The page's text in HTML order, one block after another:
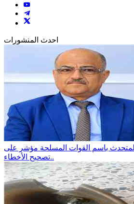
احدث المنشورات
باسم القوات المسلحة مؤشر على
تصحيح الأخطاء..